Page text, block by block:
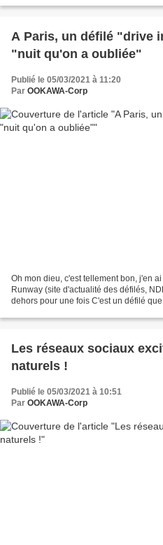
A Paris, un défilé "drive
"nuit qu'on a oubliée"
Publié le 05/03/2021 à 11:20
Par OOKAWA-Corp
Oh mon dieu, c'est tellement bon, j'en
Runway (site d'actualité des défilés,
dehors pour une fois C'est un défilé
Les réseaux sociaux
naturels !
Publié le 05/03/2021 à 10:51
Par OOKAWA-Corp